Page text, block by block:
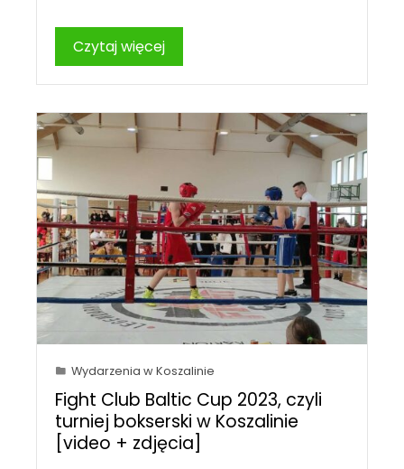
Czytaj więcej
Wydarzenia w Koszalinie
Fight Club Baltic Cup 2023, czyli
turniej bokserski w Koszalinie
[video + zdjęcia]